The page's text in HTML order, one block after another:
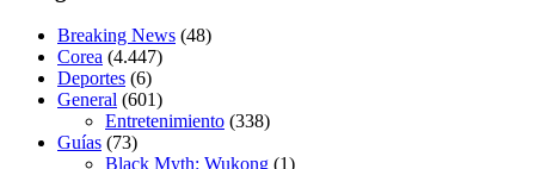
Breaking News (48)
Corea (4.447)
Deportes (6)
General (601)
Entretenimiento (338)
Guías (73)
Black Myth: Wukong (1)